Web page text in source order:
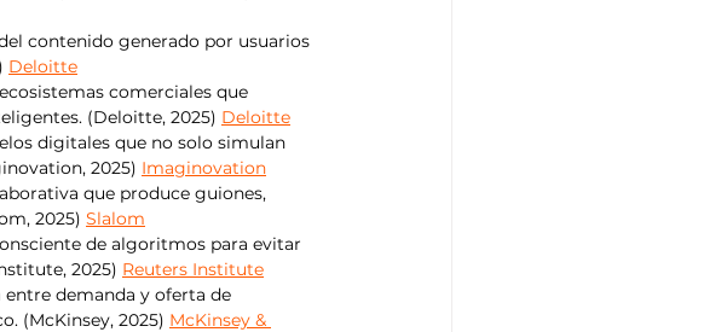
contenido generado por usuarios
Deloitte
comerciales que
(Deloitte, 2025) Deloitte
digitales que no solo simulan
2025) Imaginovation
que produce guiones,
2025) Slalom
de algoritmos para evitar
2025) Reuters Institute
entre demanda y oferta de
(McKinsey, 2025) McKinsey &